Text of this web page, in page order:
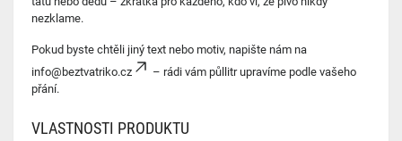
nezklame.
Pokud byste chtěli jiný text nebo motiv, napište nám na
info@beztvatriko.cz
– rádi vám půllitr upravíme podle vašeho
přání.
VLASTNOSTI PRODUKTU